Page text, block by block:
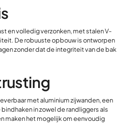
en volledig verzonken, met stalen V-
De robuuste opbouw is ontworpen
zonder dat de integriteit van de bak
met aluminium zijwanden, een
in zowel de randliggers als
maken het mogelijk om eenvoudig